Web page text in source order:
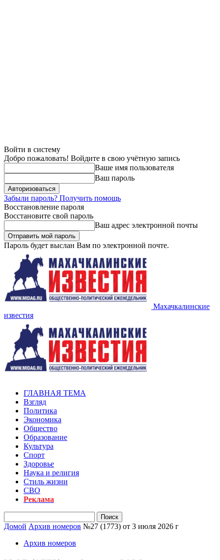
Войти в систему
Добро пожаловать! Войдите в свою учётную запись
Ваше имя пользователя
Ваш пароль
Забыли пароль? Получить помощь
Восстановление пароля
Восстановите свой пароль
Ваш адрес электронной почты
Пароль будет выслан Вам по электронной почте.
Махачкалинские
известия
ГЛАВНАЯ ТЕМА
Взгляд
Политика
Экономика
Общество
Образование
Культура
Спорт
Здоровье
Наука и религия
Стиль жизни
СВО
Реклама
Домой Архив номеров №27 (1773) от 3 июля 2026 г
Архив номеров